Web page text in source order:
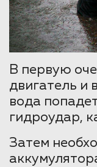
В первую
двигатель и
вода
гидроудар,
Затем